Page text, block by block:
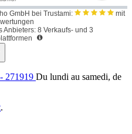
GmbH bei Trustami:
mit
8 Verkaufs- und 3
271919 Du lundi au samedi, de
.